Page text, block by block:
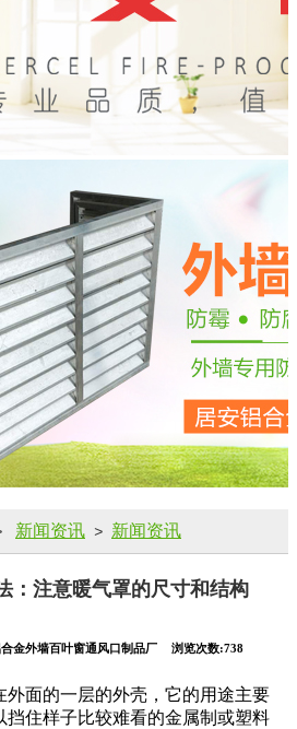
新闻资讯 > 新闻资讯
：注意暖气罩的尺寸和结构
金外墙百叶窗通风口制品厂 浏览次数:738
外面的一层的外壳，它的用途主要
挡住样子比较难看的金属制或塑料